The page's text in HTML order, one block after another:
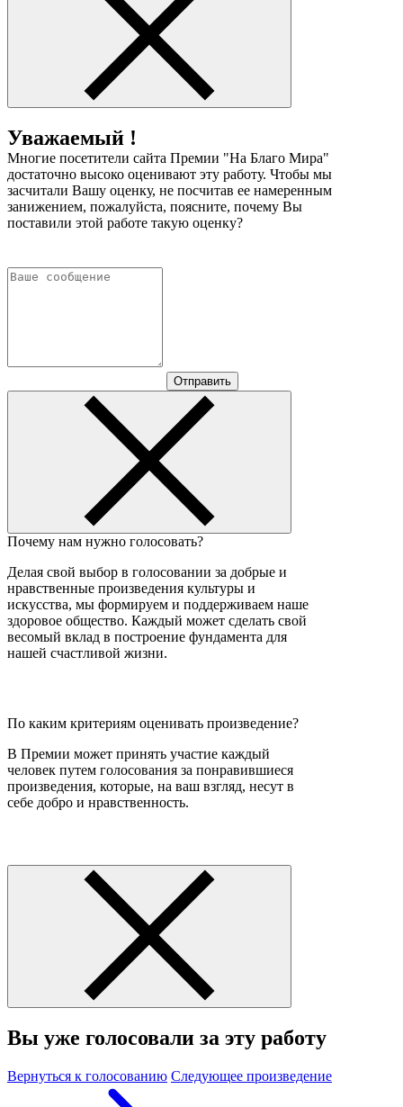
Уважаемый !
Многие посетители сайта Премии "На Благо Мира"
достаточно высоко оценивают эту работу. Чтобы мы
засчитали Вашу оценку, не посчитав ее намеренным
занижением, пожалуйста, поясните, почему Вы
поставили этой работе такую оценку?
Отправить
Почему нам нужно голосовать?
Делая свой выбор в голосовании за добрые и
нравственные произведения культуры и
искусства, мы формируем и поддерживаем наше
здоровое общество. Каждый может сделать свой
весомый вклад в построение фундамента для
нашей счастливой жизни.
По каким критериям оценивать произведение?
В Премии может принять участие каждый
человек путем голосования за понравившиеся
произведения, которые, на ваш взгляд, несут в
себе добро и нравственность.
Вы уже голосовали за эту работу
Вернуться к голосованию Следующее произведение